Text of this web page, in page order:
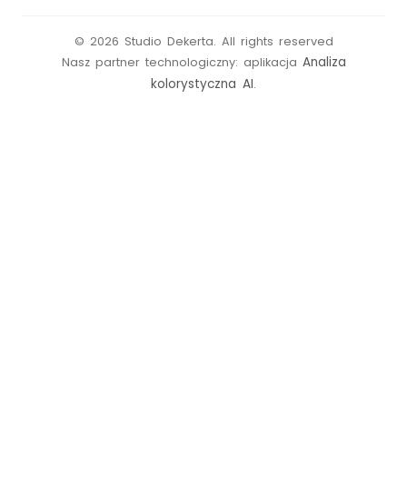
© 2026 Studio Dekerta. All rights reserved
Nasz partner technologiczny: aplikacja Analiza
kolorystyczna AI.